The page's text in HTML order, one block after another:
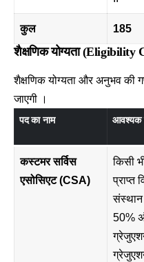
कुल 185
शैक्षणिक योग्यता (Eligibility
शैक्षणिक योग्यता और अनुभव की
जाएगी ।
पद का नाम आवश्यक
कस्टमर सर्विस
एसोसिएट (CSA)
किसी
प्राप्त
50%